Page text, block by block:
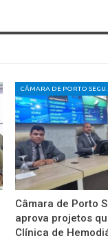
Câmara de Porto
aprova projetos
Clínica de